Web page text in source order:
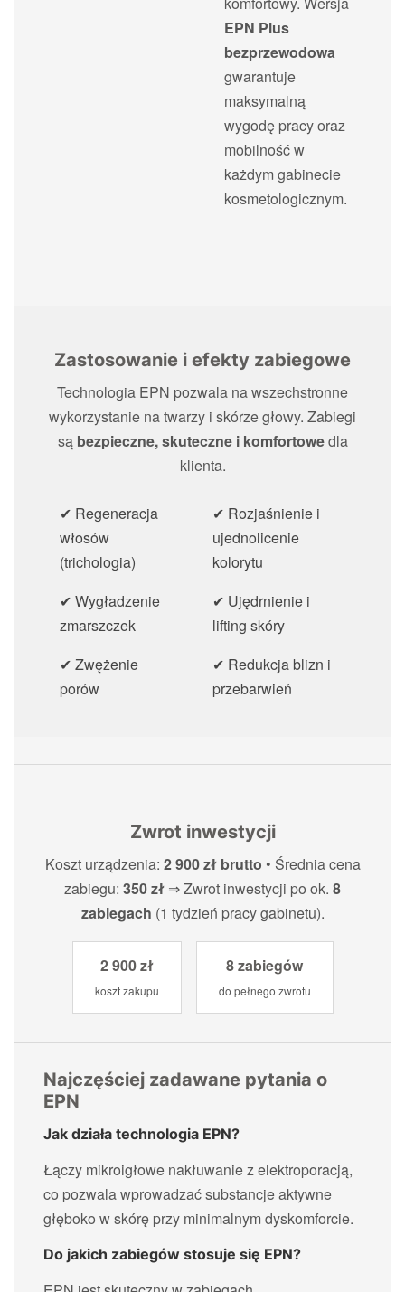
EPN Plus
bezprzewodowa
gwarantuje
maksymalną
wygodę pracy oraz
mobilność w
każdym gabinecie
kosmetologicznym.
Zastosowanie i efekty zabiegowe
Technologia EPN pozwala na wszechstronne
wykorzystanie na twarzy i skórze głowy. Zabiegi
są bezpieczne, skuteczne i komfortowedla
klienta.
✔ Regeneracja
włosów
(trichologia)
✔ Rozjaśnienie i
ujednolicenie
kolorytu
✔ Wygładzenie
zmarszczek
✔ Ujędrnienie i
lifting skóry
✔ Zwężenie
porów
✔ Redukcja blizn i
przebarwień
Zwrot inwestycji
Koszt urządzenia: 2 900 zł brutto • Średnia cena
zabiegu: 350 zł ⇒ Zwrot inwestycji po ok. 8
zabiegach (1 tydzień pracy gabinetu).
2 900 zł
koszt zakupu
8 zabiegów
do pełnego zwrotu
Najczęściej zadawane pytania o
EPN
Jak działa technologia EPN?
Łączy mikroigłowe nakłuwanie z elektroporacją,
co pozwala wprowadzać substancje aktywne
głęboko w skórę przy minimalnym dyskomforcie.
Do jakich zabiegów stosuje się EPN?